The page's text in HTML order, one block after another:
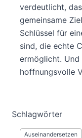
verdeutlicht,
gemeinsame
Schlüssel für
sind, die echte
ermöglicht.
hoffnungsvolle
Schlagwörter
Auseinandersetzen